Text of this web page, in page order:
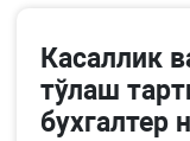
Касаллик
тўлаш
бухгалтер